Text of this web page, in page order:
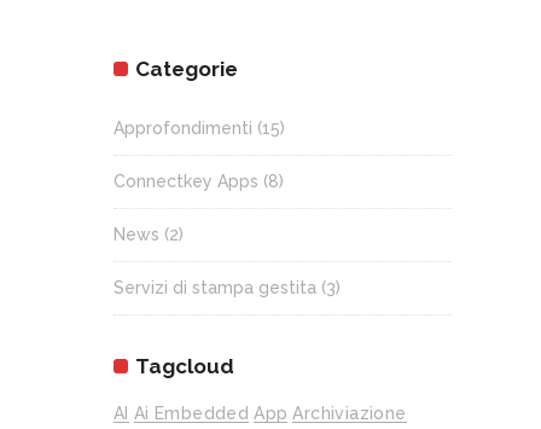
Categorie
Approfondimenti (15)
Connectkey Apps (8)
News (2)
Servizi di stampa gestita (3)
Tagcloud
AI Ai Embedded App Archiviazione